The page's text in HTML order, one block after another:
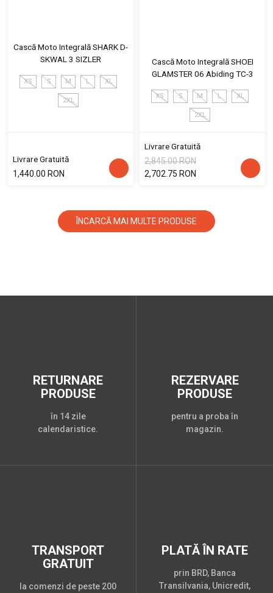
Cască Moto Integrală SHARK D-
SKWAL 3 SIZLER
XS S M L XL
2XL
Livrare Gratuită
1,440.00 RON
Cască Moto Integrală SHOEI
GLAMSTER 06 Abiding TC-3
XS S M L XL
2XL
Livrare Gratuită
2,845.00 RON
2,702.75 RON
ÎNCARCĂ MAI MULTE PRODUSE
RETURNARE
PRODUSE
în 14 zile
calendaristice.
REZERVARE
PRODUSE
pentru a proba în
magazin.
TRANSPORT
GRATUIT
la comenzi de peste 200
PLATĂ ÎN RATE
prin BRD, Banca
Transilvania, Unicredit,